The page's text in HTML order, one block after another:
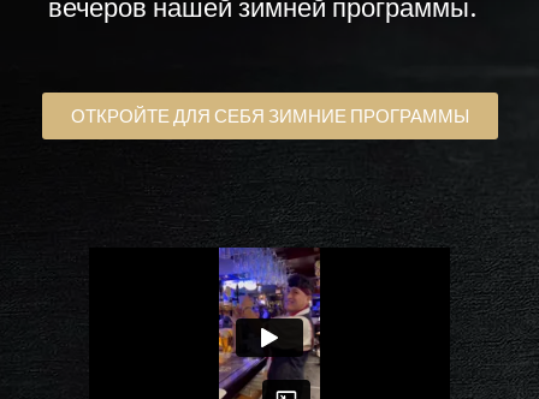
вечеров нашей зимней программы.
ОТКРОЙТЕ ДЛЯ СЕБЯ ЗИМНИЕ ПРОГРАММЫ